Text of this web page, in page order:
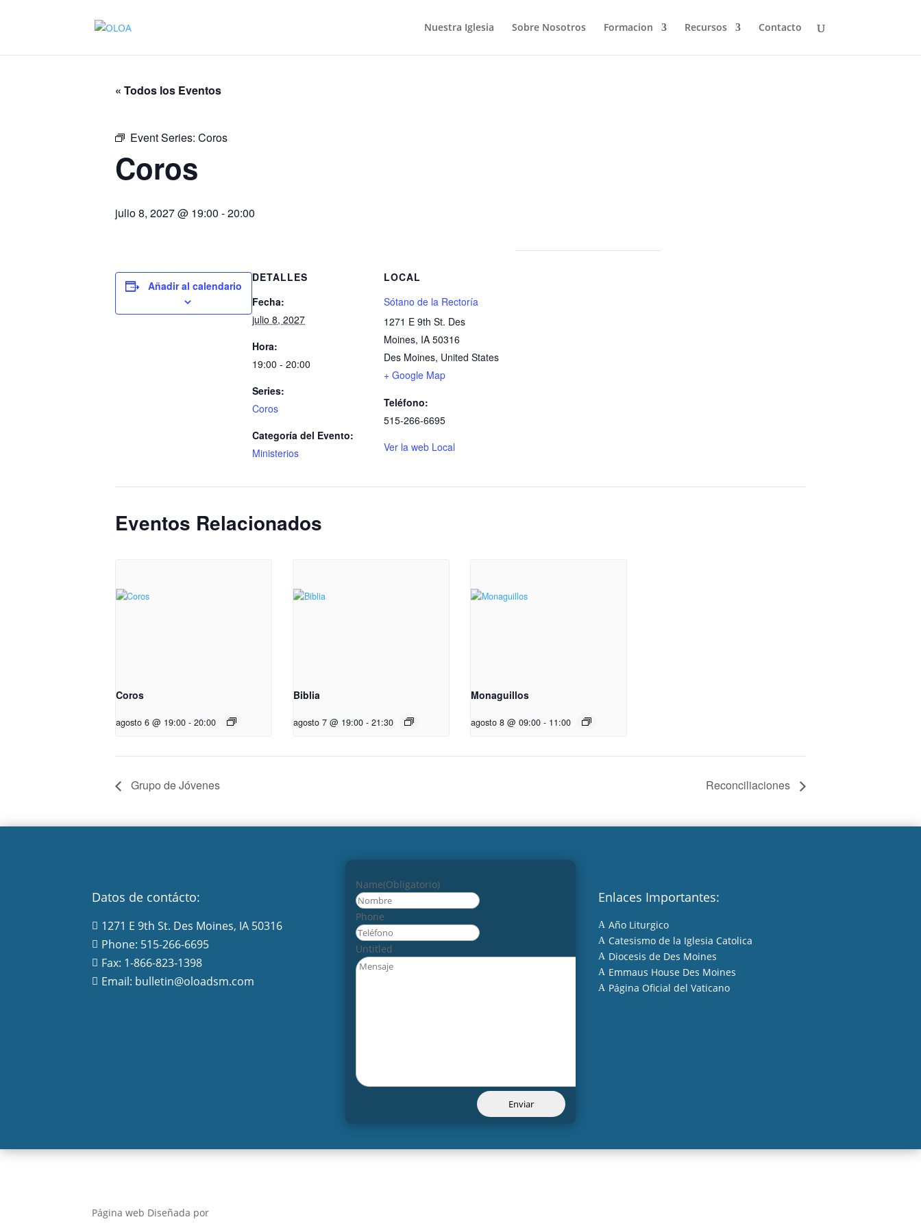
Nuestra Iglesia Sobre Nosotros Formacion Recursos Contacto
« Todos los Eventos
Event Series: Coros
Coros
julio 8, 2027 @ 19:00 -20:00
Añadir al calendario
DETALLES
Fecha:
julio 8, 2027
Hora:
19:00 - 20:00
Series:
Coros
Categoría del Evento:
Ministerios
LOCAL
Sótano de la Rectoría
1271 E 9th St. Des
Moines, IA 50316
Des Moines, United States
+ Google Map
Teléfono:
515-266-6695
Ver la web Local
Eventos Relacionados
Coros
agosto 6 @ 19:00 - 20:00
Biblia
agosto 7 @ 19:00 - 21:30
Monaguillos
agosto 8 @ 09:00 - 11:00
Grupo de Jóvenes Reconciliaciones
Datos de contácto:
 1271 E 9th St. Des Moines, IA 50316
 Phone: 515-266-6695
 Fax: 1-866-823-1398
 Email: bulletin@oloadsm.com
Name(Obligatorio)
Nombre
Phone
Untitled
Enlaces Importantes:
A Año Liturgico
A Catesismo de la Iglesia Catolica
A Diocesis de Des Moines
A Emmaus House Des Moines
A Página Oficial del Vaticano
Página web Diseñada por